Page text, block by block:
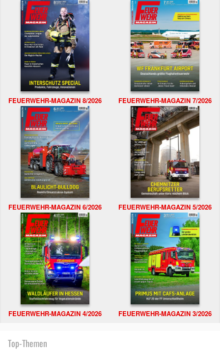
FEUERWEHR-MAGAZIN 8/2026 FEUERWEHR-MAGAZIN 7/2026
FEUERWEHR-MAGAZIN 6/2026 FEUERWEHR-MAGAZIN 5/2026
FEUERWEHR-MAGAZIN 4/2026 FEUERWEHR-MAGAZIN 3/2026
Top-Themen